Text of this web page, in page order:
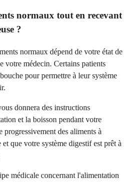
normaux tout en recevant
?
normaux dépend de votre état de
votre médecin. Certains patients
pour permettre à leur système
donnera des instructions
et la boisson pendant votre
des aliments à
que votre système digestif est prêt à
médicale concernant l'alimentation